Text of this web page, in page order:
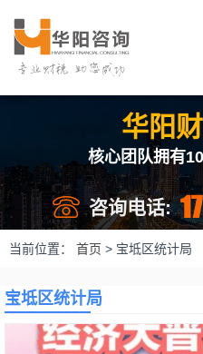
华阳
核心团队拥有
咨询电话:
当前位置： 首页 > 宝坻区统计局
宝坻区统计局